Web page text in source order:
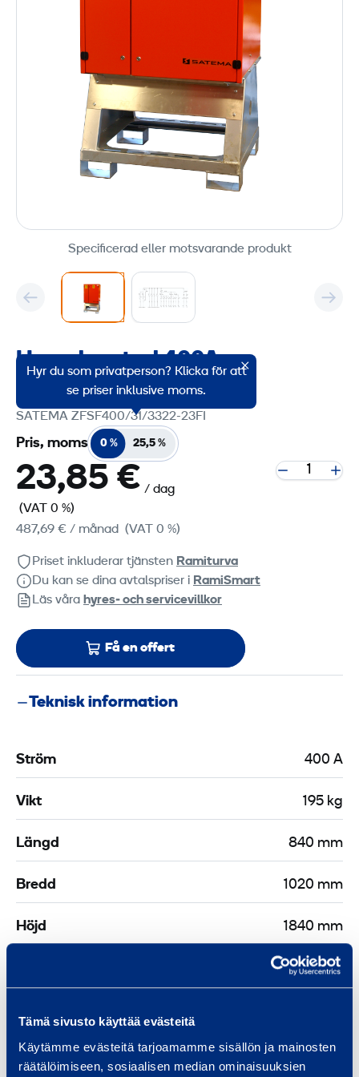
Tämä sivusto käyttää evästeitä
Käytämme evästeitä tarjoamamme sisällön ja mainosten
räätälöimiseen, sosiaalisen median ominaisuuksien
Specificerad eller motsvarande produkt
Huvudcentral 400A
Produktgruppskod: 3093330
SATEMA ZFSF400/31/3322-23FI
Hyr du som privatperson? Klicka för att
se priser inklusive moms.
Pris, moms 0 % 25,5 %
23,85 € / dag
(VAT 0 %)
487,69 € / månad (VAT 0 %)
Priset inkluderar tjänsten Ramiturva
Du kan se dina avtalspriser i RamiSmart
Läs våra hyres‑ och servicevillkor
Få en offert
Teknisk information
Ström 400 A
Vikt 195 kg
Längd 840 mm
Bredd 1020 mm
Höjd 1840 mm
Liknande produkter